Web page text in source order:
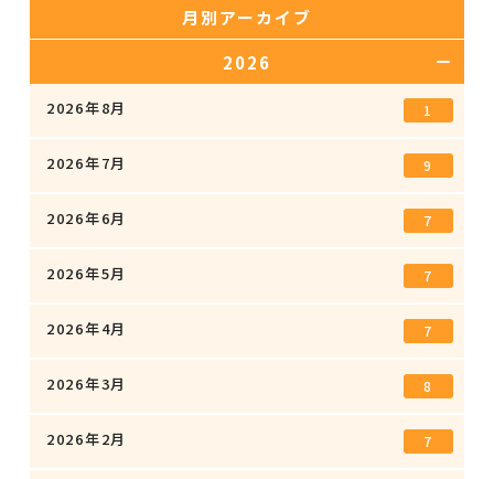
月別アーカイブ
2026
2026年8月 1
2026年7月 9
2026年6月 7
2026年5月 7
2026年4月 7
2026年3月 8
2026年2月 7